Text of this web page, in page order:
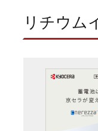
リチウム